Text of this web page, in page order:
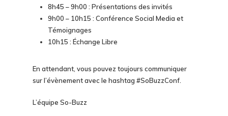
8h45 – 9h00 : Présentations des invités
9h00 – 10h15 : Conférence Social Media et
Témoignages
10h15 : Échange Libre
En attendant, vous pouvez toujours communiquer
sur l’évènement avec le hashtag #SoBuzzConf.
L’équipe So-Buzz